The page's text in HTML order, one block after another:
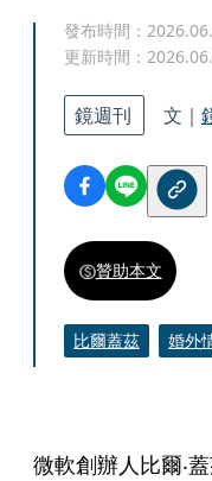
發布時間：
更新時間：
鏡週刊 文｜
贊助本文
比爾蓋茲 婚外
微軟創辦人比爾‧